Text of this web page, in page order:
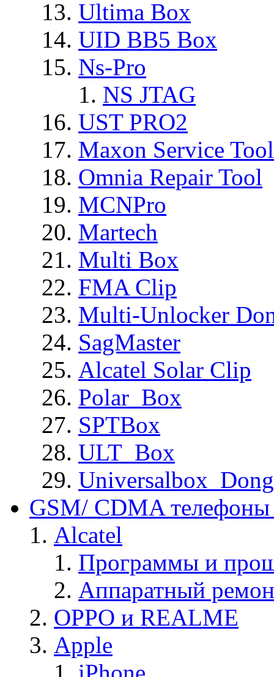
Ultima Box
UID BB5 Box
Ns-Pro
NS JTAG
UST PRO2
Maxon Service
Omnia Repair Tool
MCNPro
Martech
Multi Box
FMA Clip
Multi-Unlocker
SagMaster
Alcatel Solar Clip
Polar_Box
SPTBox
ULT_Box
GSM/ CDMA
Alcatel
Программы и
Аппаратный
OPPO и REALME
Apple